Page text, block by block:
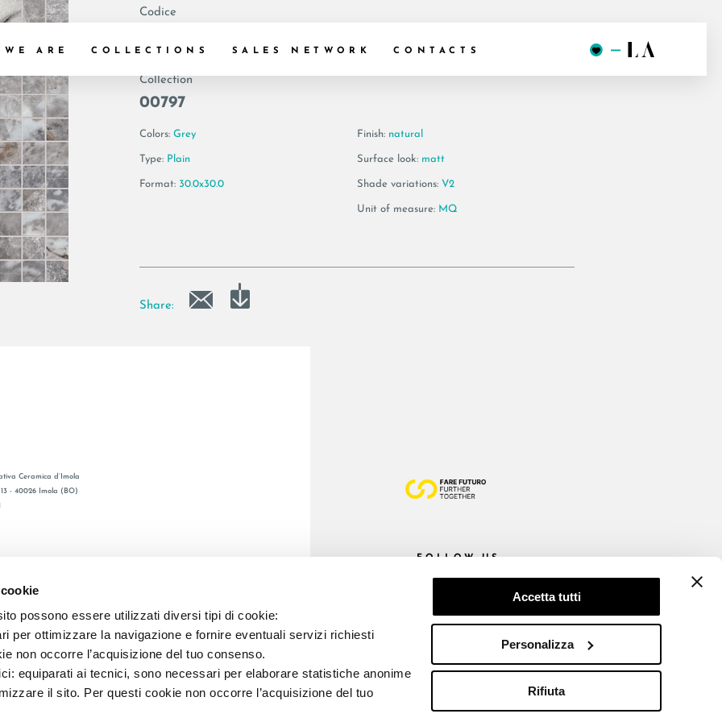
possono essere utilizzati diversi tipi di cookie:
per ottimizzare la navigazione e fornire eventuali servizi richiesti
non occorre l’acquisizione del tuo consenso.
equiparati ai tecnici, sono necessari per elaborare statistiche anonime
il sito. Per questi cookie non occorre l’acquisizione del tuo
Accetta tutti
Personalizza
Rifiuta
WE ARE COLLECTIONS SALES NETWORK CONTACTS
Codice
Collection
00797
Colors: Grey
Type: Plain
Format: 30.0x30.0
Finish: natural
Surface look: matt
Shade variations: V2
Unit of measure: MQ
Share:
Ceramica d’Imola
- 40026 Imola (BO)
FOLLOW US
E REG. IMPR. BO 00286900378 R.E.A. BO 5545